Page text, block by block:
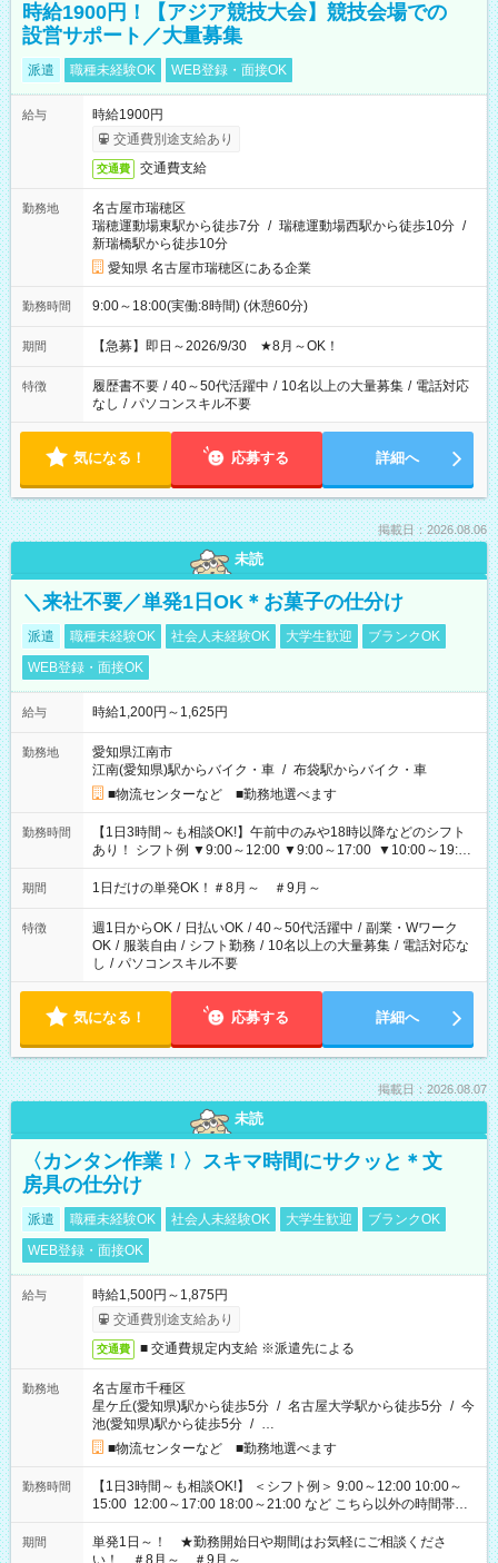
時給1900円！【アジア競技大会】競技会場での
設営サポート／大量募集
派遣 職種未経験OK WEB登録・面接OK
給与
時給1900円
交通費別途支給あり
交通費 交通費支給
勤務地
名古屋市瑞穂区
瑞穂運動場東駅から徒歩7分 / 瑞穂運動場西駅から徒歩10分 /
新瑞橋駅から徒歩10分
愛知県 名古屋市瑞穂区にある企業
勤務時間 9:00～18:00(実働:8時間) (休憩60分)
期間 【急募】即日～2026/9/30 ★8月～OK！
特徴 履歴書不要 / 40～50代活躍中 / 10名以上の大量募集 / 電話対応
なし / パソコンスキル不要
気になる！ 応募する 詳細へ
掲載日：2026.08.06
未読
＼来社不要／単発1日OK＊お菓子の仕分け
派遣 職種未経験OK 社会人未経験OK 大学生歓迎
ブランクOK
WEB登録・面接OK
給与 時給1,200円～1,625円
勤務地
愛知県江南市
江南(愛知県)駅からバイク・車 / 布袋駅からバイク・車
■物流センターなど ■勤務地選べます
勤務時間
【1日3時間～も相談OK!】午前中のみや18時以降などのシフト
あり！ シフト例 ▼9:00～12:00 ▼9:00～17:00 ▼10:00～19:00
▼18:00～21:00
期間 1日だけの単発OK！＃8月～ ＃9月～
特徴 週1日からOK / 日払いOK / 40～50代活躍中 / 副業・Wワーク
OK / 服装自由 / シフト勤務 / 10名以上の大量募集 / 電話対応な
し / パソコンスキル不要
気になる！ 応募する 詳細へ
掲載日：2026.08.07
未読
〈カンタン作業！〉スキマ時間にサクッと＊文
房具の仕分け
派遣 職種未経験OK 社会人未経験OK 大学生歓迎
ブランクOK
WEB登録・面接OK
給与
時給1,500円～1,875円
交通費別途支給あり
交通費 ■ 交通費規定内支給 ※派遣先による
勤務地
名古屋市千種区
星ケ丘(愛知県)駅から徒歩5分 / 名古屋大学駅から徒歩5分 / 今
池(愛知県)駅から徒歩5分 / …
■物流センターなど ■勤務地選べます
勤務時間
【1日3時間～も相談OK!】 ＜シフト例＞ 9:00～12:00 10:00～
15:00 12:00～17:00 18:00～21:00 など こちら以外の時間帯も
お気軽にご相談ください！
期間
単発1日～！ ★勤務開始日や期間はお気軽にご相談くださ
い！ ＃8月～ ＃9月～